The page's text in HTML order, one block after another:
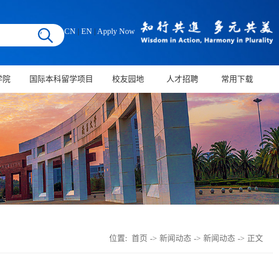
CN | EN | Apply Now
院 国际本科留学项目 校友园地 人才招聘 常用下载
位置: 首页 -> 新闻动态 -> 新闻动态 -> 正文